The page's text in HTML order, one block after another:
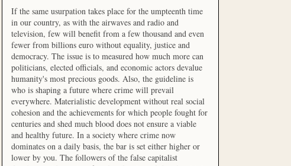
If the same usurpation takes place for the umpteenth time
in our country, as with the airwaves and radio and
television, few will benefit from a few thousand and even
fewer from billions euro without equality, justice and
democracy. The issue is to measured how much more can
politicians, elected officials, and economic actors devalue
humanity's most precious goods. Also, the guideline is
who is shaping a future where crime will prevail
everywhere. Materialistic development without real social
cohesion and the achievements for which people fought for
centuries and shed much blood does not ensure a viable
and healthy future. In a society where crime now
dominates on a daily basis, the bar is set either higher or
lower by you. The followers of the false capitalist